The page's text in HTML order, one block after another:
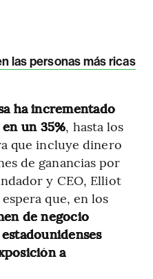
las personas más ricas
ha incrementado
un 35%, hasta los
que incluye dinero
de ganancias por
y CEO, Elliot
que, en los
de negocio
a